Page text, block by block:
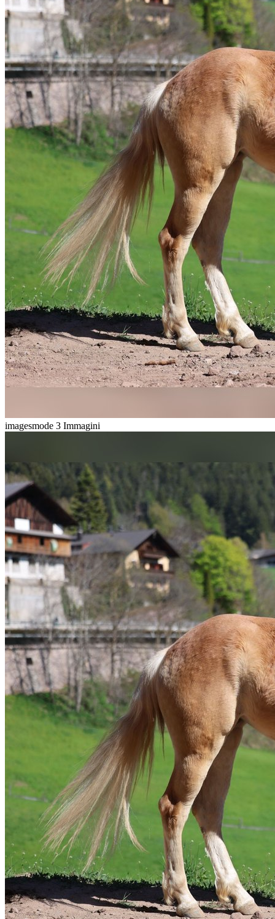
imagesmode 3 Immagini